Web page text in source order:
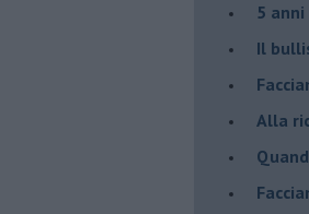
​5
​Il
​Alla